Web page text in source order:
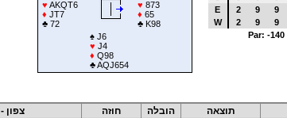
♥ AKQT6
♦ JT7
♣72
♥ 873
♦ 65
♣K98
♠J6
♥ J4
♦ Q98
♣AQJ654
E
2 9 9
W
2 9 9
Par: -140
תוצאה הובלה חוזה צפון